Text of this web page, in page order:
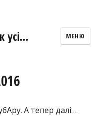
усі… МЕНЮ
А тепер далі…